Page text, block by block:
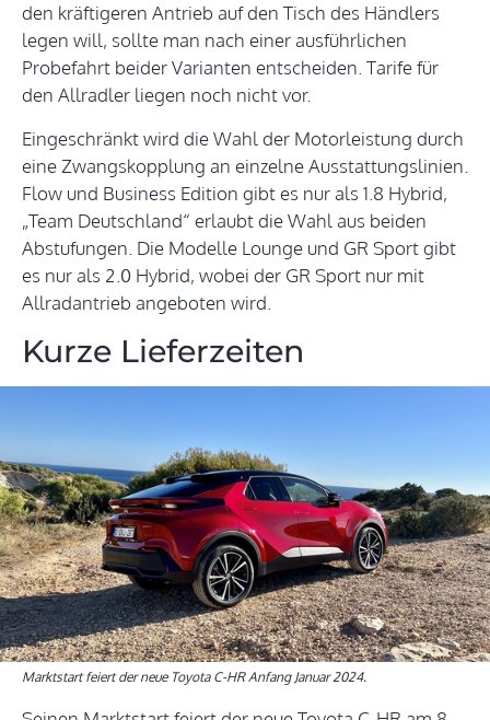
den kräftigeren Antrieb auf den Tisch des Händlers
legen will, sollte man nach einer ausführlichen
Probefahrt beider Varianten entscheiden. Tarife für
den Allradler liegen noch nicht vor.
Eingeschränkt wird die Wahl der Motorleistung durch
eine Zwangskopplung an einzelne Ausstattungslinien.
Flow und Business Edition gibt es nur als 1.8 Hybrid,
„Team Deutschland“ erlaubt die Wahl aus beiden
Abstufungen. Die Modelle Lounge und GR Sport gibt
es nur als 2.0 Hybrid, wobei der GR Sport nur mit
Allradantrieb angeboten wird.
Kurze Lieferzeiten
Marktstart feiert der neue Toyota C-HR Anfang Januar 2024.